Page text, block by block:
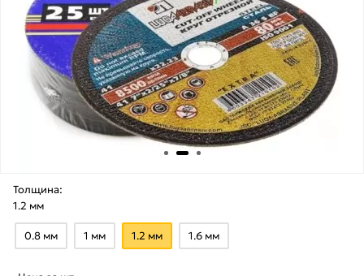
Толщина:
1.2 мм
0.8 мм 1 мм 1.2 мм 1.6 мм